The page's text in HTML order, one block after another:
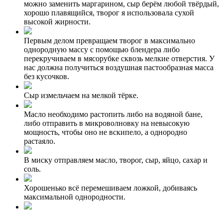
можно заменить маргарином, сыр берём любой твёрдый,
хорошо плавящийся, творог я использовала сухой
высокой жирности.
Первым делом превращаем творог в максимально
однородную массу с помощью блендера либо
перекручиваем в мясорубке сквозь мелкие отверстия. У
нас должна получиться воздушная пастообразная масса
без кусочков.
Сыр измельчаем на мелкой тёрке.
Масло необходимо растопить либо на водяной бане,
либо отправить в микроволновку на невысокую
мощность, чтобы оно не вскипело, а однородно
растаяло.
В миску отправляем масло, творог, сыр, яйцо, сахар и
соль.
Хорошенько всё перемешиваем ложкой, добиваясь
максимальной однородности.